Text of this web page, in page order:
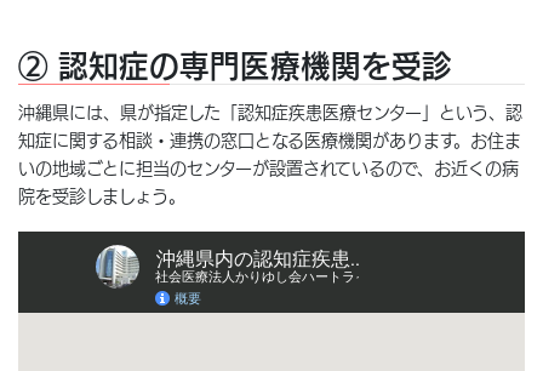
② 認知症の専門医療機関を受診
沖縄県には、県が指定した「認知症疾患医療センター」という、認
知症に関する相談・連携の窓口となる医療機関があります。お住ま
いの地域ごとに担当のセンターが設置されているので、お近くの病
院を受診しましょう。